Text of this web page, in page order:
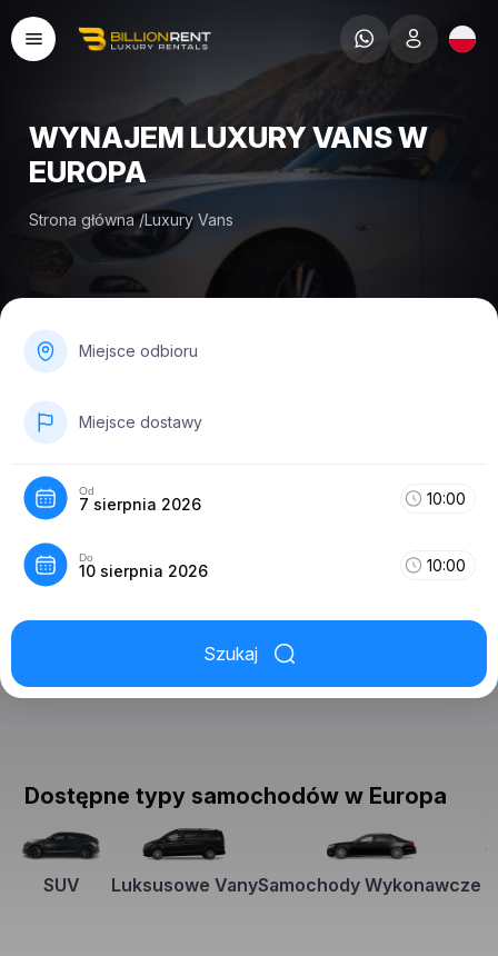
WYNAJEM LUXURY VANS W
EUROPA
Strona główna /Luxury Vans
Miejsce odbioru
Miejsce dostawy
Od
7 sierpnia 2026 10:00
Do
10 sierpnia 2026 10:00
Szukaj
Dostępne typy samochodów w Europa
SUV Luksusowe VanySamochody Wykonawcze